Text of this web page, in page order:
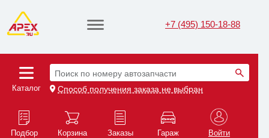
+7 (495) 150-18-88
Каталог
Поиск по номеру автозапчасти
Способ получения заказа не выбран
Подбор Корзина Заказы Гараж Войти